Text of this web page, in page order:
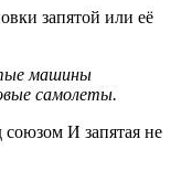
запятой или её
машины
самолеты.
И запятая не